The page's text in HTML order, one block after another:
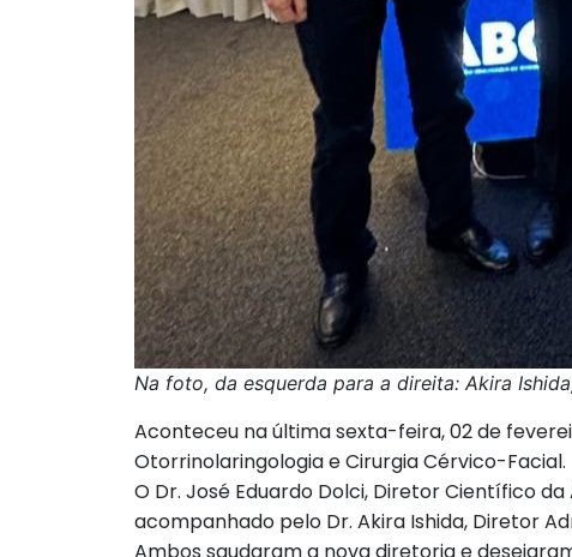
Na foto, da esquerda para a direita: Akira
Aconteceu na última sexta-feira, 02 de
Otorrinolaringologia e Cirurgia Cérvico-Facial.
O Dr. José Eduardo Dolci, Diretor Científico
acompanhado pelo Dr. Akira Ishida, Diretor